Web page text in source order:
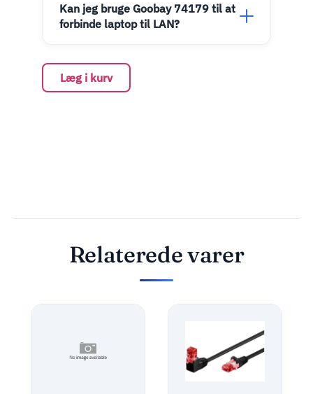
Kan jeg bruge Goobay 74179 til at
forbinde laptop til LAN?
Læg i kurv
Relaterede varer